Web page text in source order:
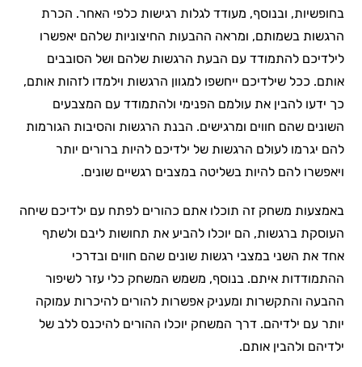
בחופשיות, ובנוסף, מעודד לגלות רגישות כלפי האחר. הכרת
הרגשות בשמותם, ומראה ההבעות החיצוניות שלהם יאפשרו
לילדיכם להתמודד עם הבעת הרגשות שלהם ושל הסובבים
אותם. ככל שילדיכם ייחשפו למגוון הרגשות וילמדו לזהות אותם,
כך ידעו להבין את עולמם הפנימי ולהתמודד עם המצבעים
השונים שהם חווים ומרגישים. הבנת הרגשות והסיבות הגורמות
להם יגרמו לעולם הרגשות של ילדיכם להיות ברורים יותר
ויאפשרו להם להיות בשליטה במצבים רגשיים שונים.
באמצעות משחק זה תוכלו אתם כהורים לפתח עם ילדיכם שיחה
העוסקת ברגשות, הם יוכלו להביע את תחושות ליבם ולשתף
אחד את השני במצבי רגשות שונים שהם חווים ובדרכי
ההתמודדות איתם. בנוסף, משמש המשחק כלי עזר לשיפור
ההבעה והתקשרות ומעניק אפשרות להורים להיכרות עמוקה
יותר עם ילדיהם. דרך המשחק יוכלו ההורים להיכנס ללב של
ילדיהם ולהבין אותם.